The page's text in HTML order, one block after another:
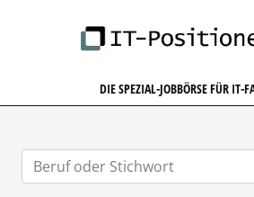
DIE SPEZIAL-JOBBÖRSE FÜR IT-